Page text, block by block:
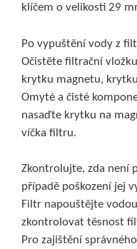
klíčem o velikosti 29
Po vypuštění vody z
Očistěte filtrační
krytku magnetu,
Omyté a čisté
nasaďte krytku na
víčka filtru.
Zkontrolujte, zda není
případě poškození jej
Filtr napouštějte
zkontrolovat těsnost
Pro zajištění